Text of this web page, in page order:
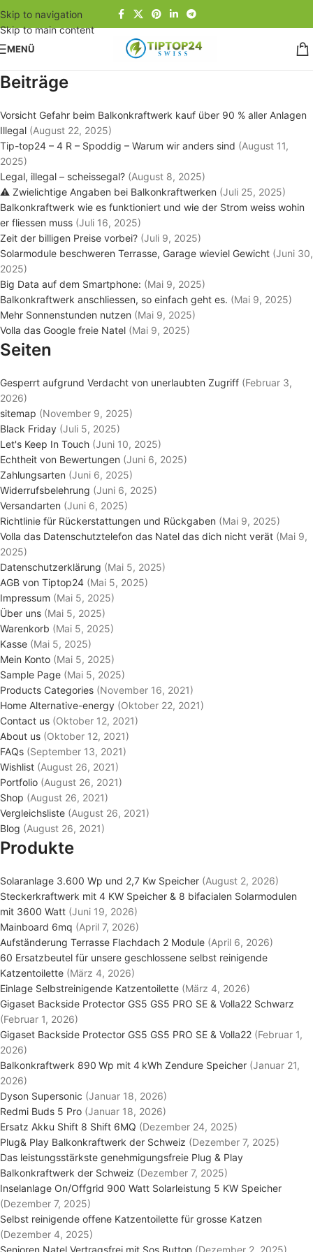
Skip to navigation
Skip to main content
MENÜ
Beiträge
Vorsicht Gefahr beim Balkonkraftwerk kauf über 90 % aller Anlagen
Illegal (August 22, 2025)
Tip-top24 – 4 R – Spoddig – Warum wir anders sind (August 11,
2025)
Legal, illegal – scheissegal? (August 8, 2025)
⚠️ Zwielichtige Angaben bei Balkonkraftwerken (Juli 25, 2025)
Balkonkraftwerk wie es funktioniert und wie der Strom weiss wohin
er fliessen muss (Juli 16, 2025)
Zeit der billigen Preise vorbei? (Juli 9, 2025)
Solarmodule beschweren Terrasse, Garage wieviel Gewicht (Juni 30,
2025)
Big Data auf dem Smartphone: (Mai 9, 2025)
Balkonkraftwerk anschliessen, so einfach geht es. (Mai 9, 2025)
Mehr Sonnenstunden nutzen (Mai 9, 2025)
Volla das Google freie Natel (Mai 9, 2025)
Seiten
Gesperrt aufgrund Verdacht von unerlaubten Zugriff (Februar 3,
2026)
sitemap (November 9, 2025)
Black Friday (Juli 5, 2025)
Let's Keep In Touch (Juni 10, 2025)
Echtheit von Bewertungen (Juni 6, 2025)
Zahlungsarten (Juni 6, 2025)
Widerrufsbelehrung (Juni 6, 2025)
Versandarten (Juni 6, 2025)
Richtlinie für Rückerstattungen und Rückgaben (Mai 9, 2025)
Volla das Datenschutztelefon das Natel das dich nicht verät (Mai 9,
2025)
Datenschutzerklärung (Mai 5, 2025)
AGB von Tiptop24 (Mai 5, 2025)
Impressum (Mai 5, 2025)
Über uns (Mai 5, 2025)
Warenkorb (Mai 5, 2025)
Kasse (Mai 5, 2025)
Mein Konto (Mai 5, 2025)
Sample Page (Mai 5, 2025)
Products Categories (November 16, 2021)
Home Alternative-energy (Oktober 22, 2021)
Contact us (Oktober 12, 2021)
About us (Oktober 12, 2021)
FAQs (September 13, 2021)
Wishlist (August 26, 2021)
Portfolio (August 26, 2021)
Shop (August 26, 2021)
Vergleichsliste (August 26, 2021)
Blog (August 26, 2021)
Produkte
Solaranlage 3.600 Wp und 2,7 Kw Speicher (August 2, 2026)
Steckerkraftwerk mit 4 KW Speicher & 8 bifacialen Solarmodulen
mit 3600 Watt (Juni 19, 2026)
Mainboard 6mq (April 7, 2026)
Aufständerung Terrasse Flachdach 2 Module (April 6, 2026)
60 Ersatzbeutel für unsere geschlossene selbst reinigende
Katzentoilette (März 4, 2026)
Einlage Selbstreinigende Katzentoilette (März 4, 2026)
Gigaset Backside Protector GS5 GS5 PRO SE & Volla22 Schwarz
(Februar 1, 2026)
Gigaset Backside Protector GS5 GS5 PRO SE & Volla22 (Februar 1,
2026)
Balkonkraftwerk 890 Wp mit 4 kWh Zendure Speicher (Januar 21,
2026)
Dyson Supersonic (Januar 18, 2026)
Redmi Buds 5 Pro (Januar 18, 2026)
Ersatz Akku Shift 8 Shift 6MQ (Dezember 24, 2025)
Plug& Play Balkonkraftwerk der Schweiz (Dezember 7, 2025)
Das leistungsstärkste genehmigungsfreie Plug & Play
Balkonkraftwerk der Schweiz (Dezember 7, 2025)
Inselanlage On/Offgrid 900 Watt Solarleistung 5 KW Speicher
(Dezember 7, 2025)
Selbst reinigende offene Katzentoilette für grosse Katzen
(Dezember 4, 2025)
Senioren Natel Vertragsfrei mit Sos Button (Dezember 2, 2025)